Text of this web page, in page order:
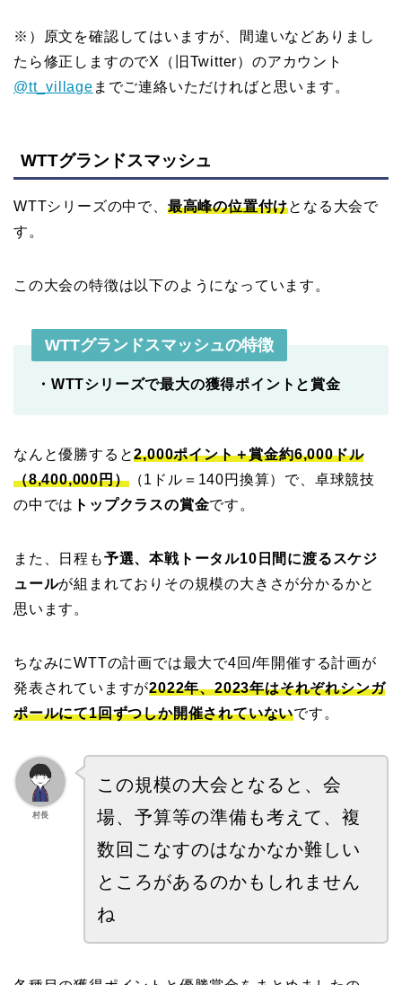
※）原文を確認してはいますが、間違いなどありまし
たら修正しますのでX（旧Twitter）のアカウント
@tt_village までご連絡いただければと思います。
WTTグランドスマッシュ
WTTシリーズの中で、 最高峰の位置付けとなる大会で
す。
この大会の特徴は以下のようになっています。
WTTグランドスマッシュの特徴
・WTTシリーズで最大の獲得ポイントと賞金
なんと優勝すると2,000ポイント＋賞金約6,000ドル
（8,400,000円）（1ドル＝140円換算）で、卓球競技
の中では トップクラスの賞金です。
また、日程も予選、本戦トータル10日間に渡るスケジ
ュールが組まれておりその規模の大きさが分かるかと
思います。
ちなみにWTTの計画では最大で4回/年開催する計画が
発表されていますが2022年、2023年はそれぞれシンガ
ポールにて1回ずつしか開催されていないです。
村長
この規模の大会となると、会
場、予算等の準備も考えて、複
数回こなすのはなかなか難しい
ところがあるのかもしれません
ね